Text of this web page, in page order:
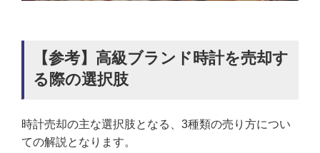
【参考】高級ブランド時計を売却す
る際の選択肢
時計売却の主な選択肢となる、3種類の売り方につい
ての解説となります。